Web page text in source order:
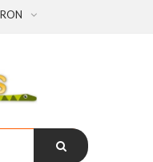
RON